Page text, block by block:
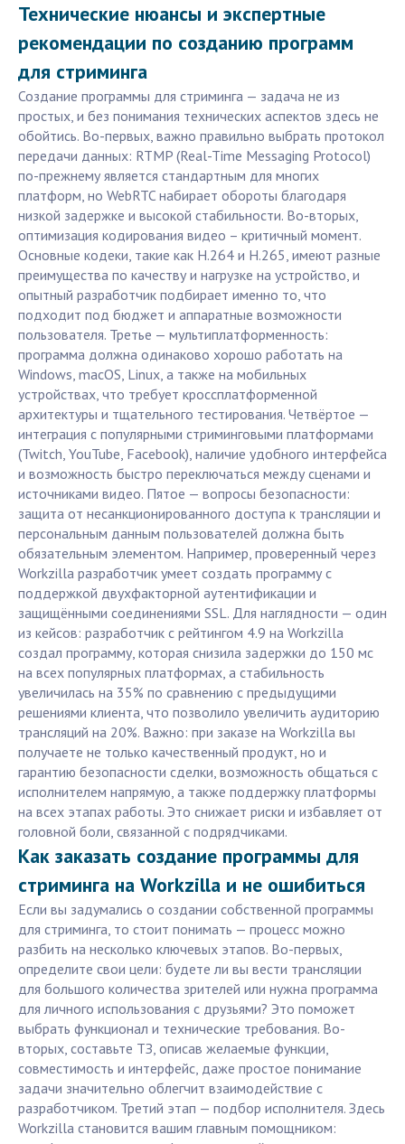
Технические нюансы и экспертные
рекомендации по созданию программ
для стриминга
Создание программы для стриминга — задача не из
простых, и без понимания технических аспектов здесь не
обойтись. Во-первых, важно правильно выбрать протокол
передачи данных: RTMP (Real-Time Messaging Protocol)
по-прежнему является стандартным для многих
платформ, но WebRTC набирает обороты благодаря
низкой задержке и высокой стабильности. Во-вторых,
оптимизация кодирования видео – критичный момент.
Основные кодеки, такие как H.264 и H.265, имеют разные
преимущества по качеству и нагрузке на устройство, и
опытный разработчик подбирает именно то, что
подходит под бюджет и аппаратные возможности
пользователя. Третье — мультиплатформенность:
программа должна одинаково хорошо работать на
Windows, macOS, Linux, а также на мобильных
устройствах, что требует кроссплатформенной
архитектуры и тщательного тестирования. Четвёртое —
интеграция с популярными стриминговыми платформами
(Twitch, YouTube, Facebook), наличие удобного интерфейса
и возможность быстро переключаться между сценами и
источниками видео. Пятое — вопросы безопасности:
защита от несанкционированного доступа к трансляции и
персональным данным пользователей должна быть
обязательным элементом. Например, проверенный через
Workzilla разработчик умеет создать программу с
поддержкой двухфакторной аутентификации и
защищёнными соединениями SSL. Для наглядности — один
из кейсов: разработчик с рейтингом 4.9 на Workzilla
создал программу, которая снизила задержки до 150 мс
на всех популярных платформах, а стабильность
увеличилась на 35% по сравнению с предыдущими
решениями клиента, что позволило увеличить аудиторию
трансляций на 20%. Важно: при заказе на Workzilla вы
получаете не только качественный продукт, но и
гарантию безопасности сделки, возможность общаться с
исполнителем напрямую, а также поддержку платформы
на всех этапах работы. Это снижает риски и избавляет от
головной боли, связанной с подрядчиками.
Как заказать создание программы для
стриминга на Workzilla и не ошибиться
Если вы задумались о создании собственной программы
для стриминга, то стоит понимать — процесс можно
разбить на несколько ключевых этапов. Во-первых,
определите свои цели: будете ли вы вести трансляции
для большого количества зрителей или нужна программа
для личного использования с друзьями? Это поможет
выбрать функционал и технические требования. Во-
вторых, составьте ТЗ, описав желаемые функции,
совместимость и интерфейс, даже простое понимание
задачи значительно облегчит взаимодействие с
разработчиком. Третий этап — подбор исполнителя. Здесь
Workzilla становится вашим главным помощником: